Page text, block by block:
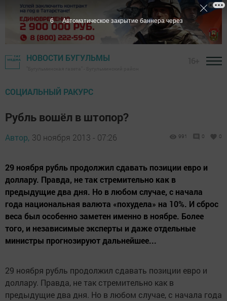
НОВОСТИ БУГУЛЬМЫ
СОЦИАЛЬНЫЙ РАКУРС
Рубль вошёл в штопор?
Автор, 30 ноября 2013 - 07:26 991 0 0
29 ноября рубль продолжил сдавать позиции евро и
доллару. Правда, не так стремительно как в
предыдущие два дня. Но в любом случае, с начала
года национальная валюта «похудела» на 10%. И сброс
веса был особенно заметен именно в ноябре. Более
того, и независимые эксперты и даже отдельные
министры прогнозируют дальнейшее...
29 ноября рубль продолжил сдавать позиции евро и
доллару. Правда, не так стремительно как в
предыдущие два дня. Но в любом случае, с начала года
5 Автоматическое закрытие баннера через